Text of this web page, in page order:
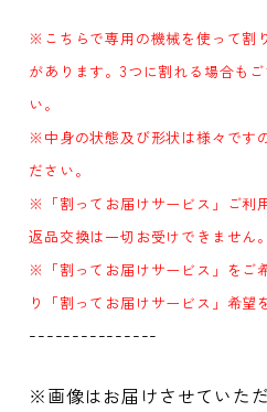
※こちらで専用の機械を使って割
があります。3つに割れる場合も
い。
※中身の状態及び形状は様々です
ださい。
※「割ってお届けサービス」ご利
返品交換は一切お受けできません。
※「割ってお届けサービス」をご
り「割ってお届けサービス」希望
---------------
※画像はお届けさせていた